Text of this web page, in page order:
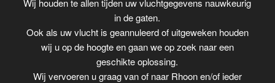
in de gaten.
Ook als uw vlucht is geannuleerd of uitgeweken houden
wij u op de hoogte en gaan we op zoek naar een
geschikte oplossing.
Wij vervoeren u graag van of naar Rhoon en/of ieder